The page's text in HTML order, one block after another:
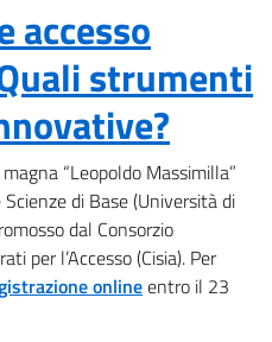
accesso
strumenti
“Leopoldo Massimilla”
di Base (Università di
dal Consorzio
per l’Accesso (Cisia). Per
onlineentro il 23